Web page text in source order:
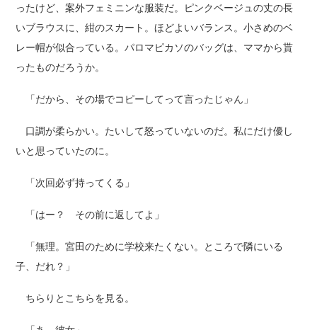
ったけど、案外フェミニンな服装だ。ピンクベージュの丈の長
いブラウスに、紺のスカート。ほどよいバランス。小さめのベ
レー帽が似合っている。パロマピカソのバッグは、ママから貰
ったものだろうか。
「だから、その場でコピーしてって言ったじゃん」
口調が柔らかい。たいして怒っていないのだ。私にだけ優し
いと思っていたのに。
「次回必ず持ってくる」
「はー？ その前に返してよ」
「無理。宮田のために学校来たくない。ところで隣にいる
子、だれ？」
ちらりとこちらを見る。